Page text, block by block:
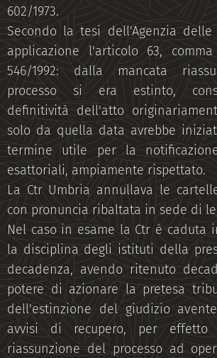
602/1973.
Secondo la tesi dell'Agenzia delle
applicazione l'articolo 63,
546/1992: dalla mancata
processo si era estinto,
definitività dell'atto
solo da quella data avrebbe
termine utile per la
esattoriali, ampiamente rispettato.
La Ctr Umbria annullava le
con pronuncia ribaltata in sede di
Nel caso in esame la Ctr è caduta
la disciplina degli istituti della
decadenza, avendo ritenuto
potere di azionare la pretesa
dell'estinzione del giudizio
avvisi di recupero, per effetto
riassunzione del processo ad